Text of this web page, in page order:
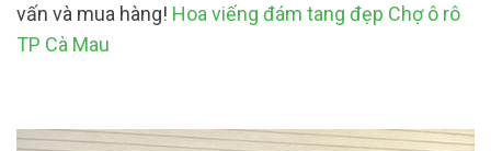
vấn và mua hàng! Hoa viếng đám tang đẹp Chợ ô rô
TP Cà Mau